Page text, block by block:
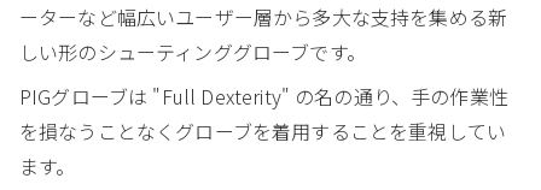
ーターなど幅広いユーザー層から多大な支持を集める新
しい形のシューティンググローブです。
PIGグローブは "Full Dexterity" の名の通り、手の作業性
を損なうことなくグローブを着用することを重視してい
ます。